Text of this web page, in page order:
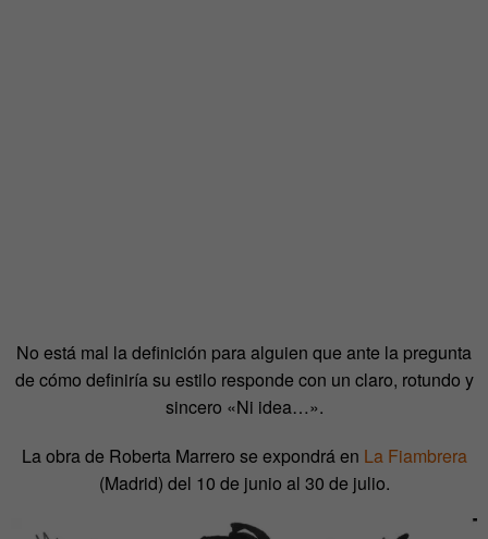
No está mal la definición para alguien que ante la pregunta
de cómo definiría su estilo responde con un claro, rotundo y
sincero «Ni idea…».
La obra de Roberta Marrero se expondrá en La Fiambrera
(Madrid) del 10 de junio al 30 de julio.